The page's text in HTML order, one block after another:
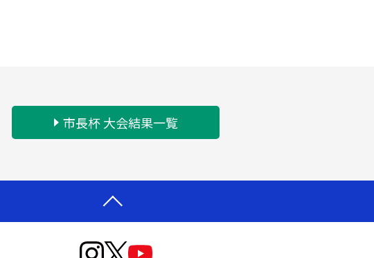
市長杯 大会結果一覧